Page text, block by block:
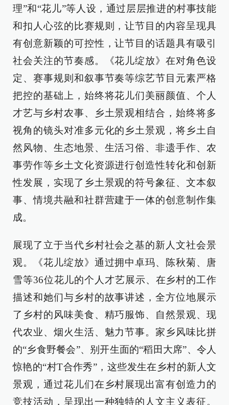
理”和“花儿”等人设，通过层层推进的村事技能
和扣人心弦的比赛规则，让节目的内容呈现具
有创意新颖的可控性，让节目的话题具有吸引
社会关注的节奏感。《花儿绽放》在对角色设
定、赛事规则和叙事节奏等综艺节目元素严格
把控的基础上，始终将花儿们美丽颜值、个人
才艺与乡村农事、乡土景观相结合，始终将多
视角的镜头对准多元化的乡土景观，将乡土自
然风物、生态地景、生活习俗、非遗手作、农
事劳作等乡土文化资源进行创造性转化和创新
性发展，实现了乡土景观的符号象征、文本叙
事、情境共融和社群营建于一体的创意制作集
成。
展现了立于当代乡村社会之基的新人文社会景
观。《花儿绽放》通过拥中卓玛、陈秋菊、唐
雪等36位花儿的个人才艺展示、在乡村的工作
描述和她们与乡村的故事讲述，全方位地展示
了乡村的风味美食、精巧服饰、自然景观、现
代农业、烟火生活、魅力节事。家乡风味比拼
的“乡食野餐会”、别开生面的“稻田大席”、令人
惊艳的“村T合作秀”，这些发生在乡村的新人文
景观，通过花儿们在乡村展现出富有创造力的
竞技活动，呈现出一种独特的人文主义表征。